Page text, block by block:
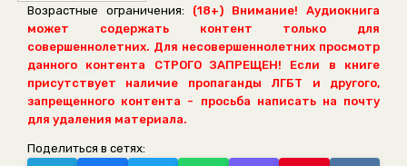
Возрастные ограничения:
(18+) Внимание! Аудиокнига
может содержать контент только для
совершеннолетних. Для несовершеннолетних просмотр
данного контента СТРОГО ЗАПРЕЩЕН! Если в книге
присутствует наличие пропаганды ЛГБТ и другого,
запрещенного контента - просьба написать на почту
для удаления материала.
Поделиться в сетях: